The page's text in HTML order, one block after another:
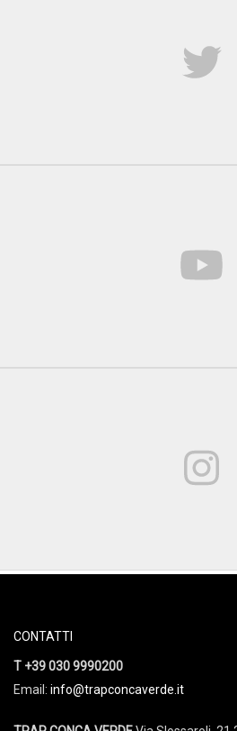
CONTATTI
T +39 030 9990200
Email: info@trapconcaverde.it